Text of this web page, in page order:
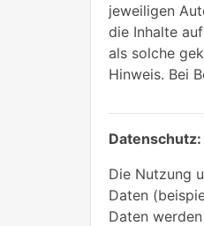
jeweiligen
die Inhalte
als solche
Hinweis. Bei
Datenschutz:
Die Nutzung
Daten
Daten